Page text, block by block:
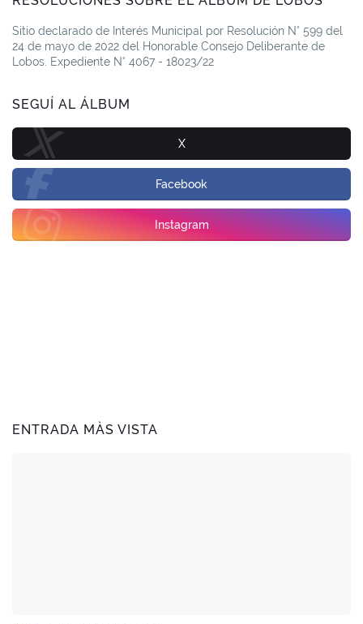
Sitio declarado de Interés Municipal por Resolución N° 599 del
24 de mayo de 2022 del Honorable Consejo Deliberante de
Lobos. Expediente N° 4067 - 18023/22
SEGUÍ AL ÁLBUM
X
Facebook
Instagram
ENTRADA MÀS VISTA